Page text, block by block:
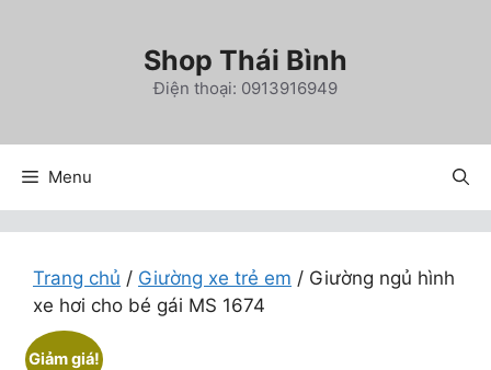
Shop Thái Bình
Điện thoại: 0913916949
Menu
Trang chủ / Giường xe trẻ em / Giường ngủ hình
xe hơi cho bé gái MS 1674
Giảm giá!